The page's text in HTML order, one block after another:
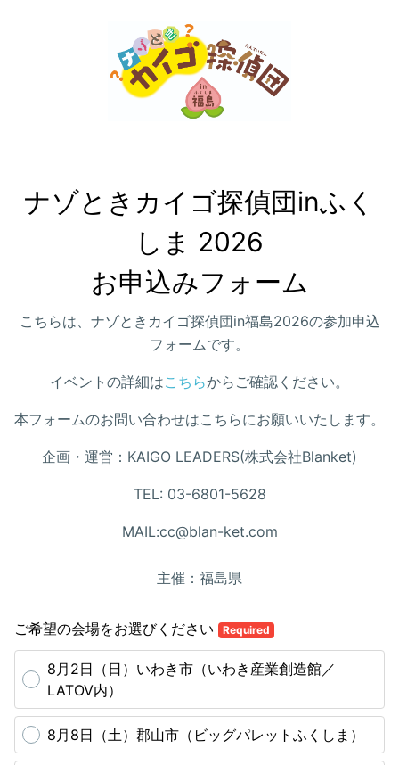
ナゾときカイゴ探偵団inふく
しま 2026
お申込みフォーム
こちらは、ナゾときカイゴ探偵団in福島2026の参加申込
フォームです。
イベントの詳細はこちらからご確認ください。
本フォームのお問い合わせはこちらにお願いいたします。
企画・運営：KAIGO LEADERS(株式会社Blanket)
TEL: 03-6801-5628
MAIL:cc@blan-ket.com
主催：福島県
ご希望の会場をお選びください Required
8月2日（日）いわき市（いわき産業創造館／
LATOV内）
8月8日（土）郡山市（ビッグパレットふくしま）